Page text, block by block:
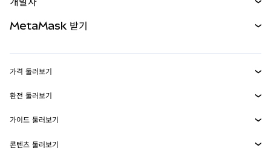
무기한 선물
실물자산
MetaMask Connect
Snaps
웹3 서비스
MetaMask 받기
보안
고객 지원
가격 둘러보기
이더리움 가격
솔라나 가격
환전 둘러보기
ETH를 USD로 환전
USDT를 INR로 환전
가이드 둘러보기
ETH 매수
콘텐츠 둘러보기